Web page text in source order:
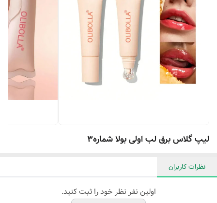
لیپ گلاس برق لب اولی بولا شماره3
نظرات کاربران
اولین نفر نظر خود را ثبت کنید.